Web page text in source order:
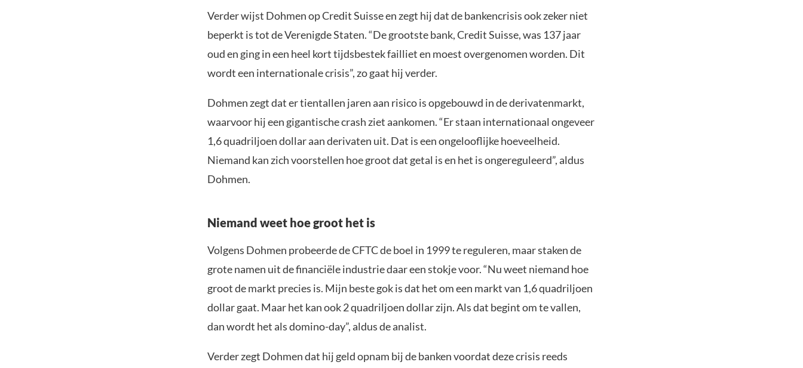
Verder wijst Dohmen op Credit Suisse en zegt hij dat de bankencrisis ook zeker niet
beperkt is tot de Verenigde Staten. “De grootste bank, Credit Suisse, was 137 jaar
oud en ging in een heel kort tijdsbestek failliet en moest overgenomen worden. Dit
wordt een internationale crisis”, zo gaat hij verder.
Dohmen zegt dat er tientallen jaren aan risico is opgebouwd in de derivatenmarkt,
waarvoor hij een gigantische crash ziet aankomen. “Er staan internationaal ongeveer
1,6 quadriljoen dollar aan derivaten uit. Dat is een ongelooflijke hoeveelheid.
Niemand kan zich voorstellen hoe groot dat getal is en het is ongereguleerd”, aldus
Dohmen.
Niemand weet hoe groot het is
Volgens Dohmen probeerde de CFTC de boel in 1999 te reguleren, maar staken de
grote namen uit de financiële industrie daar een stokje voor. “Nu weet niemand hoe
groot de markt precies is. Mijn beste gok is dat het om een markt van 1,6 quadriljoen
dollar gaat. Maar het kan ook 2 quadriljoen dollar zijn. Als dat begint om te vallen,
dan wordt het als domino-day”, aldus de analist.
Verder zegt Dohmen dat hij geld opnam bij de banken voordat deze crisis reeds